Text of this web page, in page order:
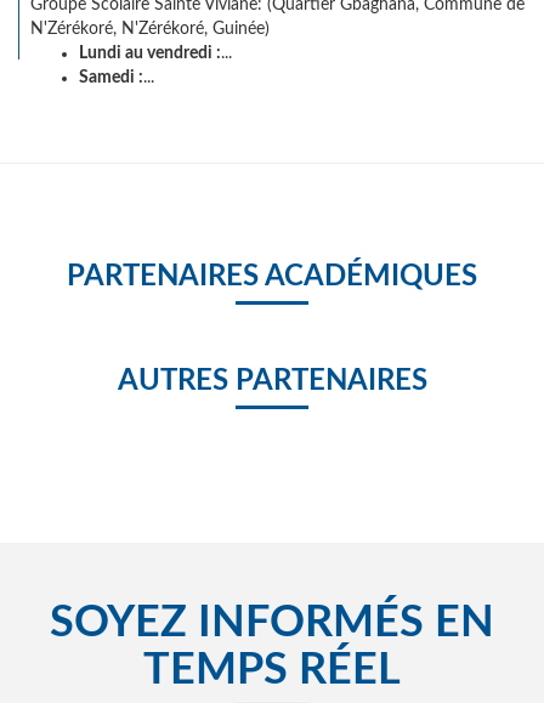
Groupe Scolaire Sainte Viviane: (Quartier Gbaghana, Commune de
N'Zérékoré, N'Zérékoré, Guinée)
Lundi au vendredi :...
Samedi :...
PARTENAIRES ACADÉMIQUES
AUTRES PARTENAIRES
SOYEZ INFORMÉS EN
TEMPS RÉEL